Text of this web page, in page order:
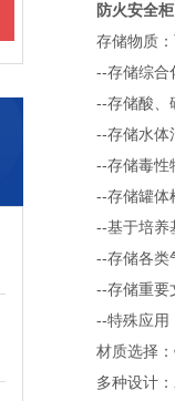
防火安全
存储物质：可
--存储综合
--存储酸、
--存储水体
--存储毒性
--存储罐体
--基于培养
--存储各类
--存储重要
--特殊应用：
材质选择：
多种设计：